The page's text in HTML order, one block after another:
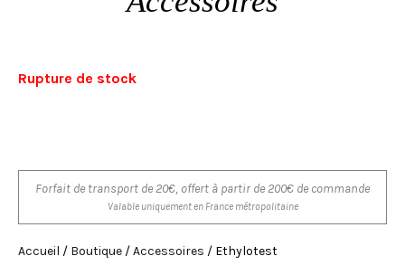
Rupture de stock
Forfait de transport de 20€, offert à partir de 200€ de commande
Valable uniquement en France métropolitaine
Accueil / Boutique /Accessoires / Ethylotest